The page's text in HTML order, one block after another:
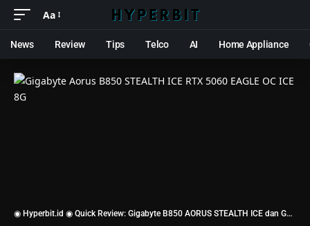
Aa
News Review Tips Telco AI Home Appliance
◉ Hyperbit.id ◉ Quick Review: Gigabyte B850 AORUS STEALTH ICE dan GeForce RTX 5060 EAGLE OC ICE 8G